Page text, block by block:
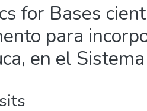
for Bases
para
en el